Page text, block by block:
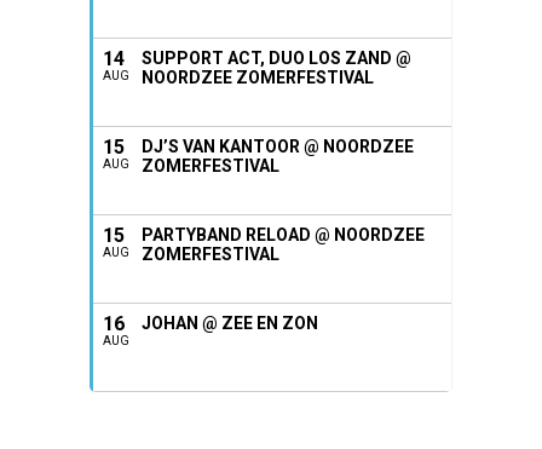
14
AUG
SUPPORT ACT, DUO LOS ZAND @
NOORDZEE ZOMERFESTIVAL
15
AUG
DJ’S VAN KANTOOR @ NOORDZEE
ZOMERFESTIVAL
15
AUG
PARTYBAND RELOAD @ NOORDZEE
ZOMERFESTIVAL
16
AUG
JOHAN @ ZEE EN ZON